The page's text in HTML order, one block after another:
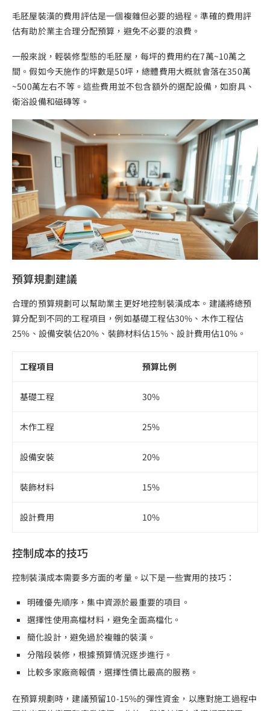
毛胚屋裝潢的費用評估是一個複雜但必要的過程。準確的費用評
估有助於業主合理分配預算，避免不必要的浪費。
一般來說，輕裝修型態的毛胚屋，每坪的費用約在7萬~10萬之
間。假如今天施作的坪數是50坪，總體費用大概就會落在350萬
~500萬左右不等。這些費用並不包含額外的選配設備，如廚具、
衛浴設備和磁磚等。
預算規劃建議
合理的預算規劃可以幫助業主更好地控制裝潢成本。建議將總預
算分配到不同的工程項目，例如基礎工程佔30%、木作工程佔
25%、設備安裝佔20%、裝飾材料佔15%、設計費用佔10%。
工程項目 預算比例
基礎工程 30%
木作工程 25%
設備安裝 20%
裝飾材料 15%
設計費用 10%
控制成本的技巧
控制裝潢成本需要多方面的考量。以下是一些實用的技巧：
明確優先順序，集中資源於最重要的項目。
選擇性使用高檔材料，避免全面高檔化。
簡化設計，避免過於複雜的裝潢。
分階段裝修，根據預算情況逐步進行。
比較多家廠商報價，選擇性價比最高的服務。
在預算規劃時，建議預留10-15%的彈性資金，以應對施工過程中